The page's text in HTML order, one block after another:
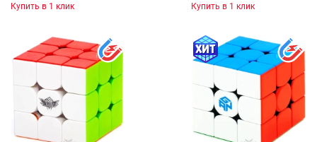
Купить в 1 клик Купить в 1 клик